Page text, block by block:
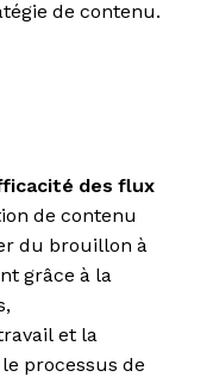
de contenu.
des flux
de contenu
du brouillon à
grâce à la
et la
processus de